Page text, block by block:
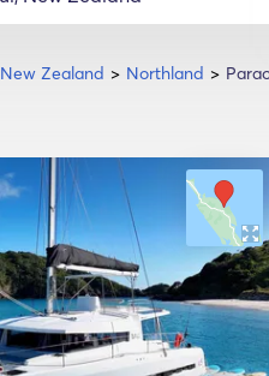
New Zealand Northland